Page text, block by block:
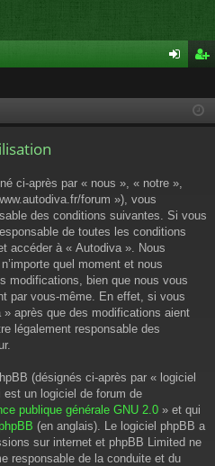
cri
ci-après par « nous », « notre »,
forum »), vous
des conditions suivantes. Si vous
de toutes les conditions
accéder à « Autodiva ». Nous
quel moment et nous
modifications, bien que nous vous
par vous-même. En effet, si vous
après que des modifications aient
légalement responsable des
(désignés ci-après par « logiciel
un logiciel de forum de
publique générale GNU 2.0 » et qui
(en anglais). Le logiciel phpBB a
sur internet et phpBB Limited ne
responsable de la conduite et du